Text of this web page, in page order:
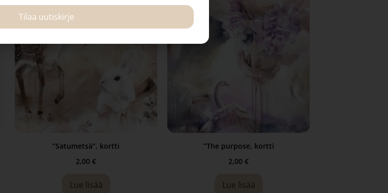
”Satumetsä”, kortti
2,00 €
Lue lisää
”The purpose, kortti
2,00 €
Lue lisää
Tilaa uutiskirje